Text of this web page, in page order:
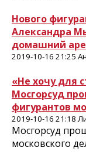
Нового
Александра
домашний
2019-10-16 21:25
«Не хочу для
Мосгорсуд
фигурантов
2019-10-16 21:18
Мосгорсуд
московского